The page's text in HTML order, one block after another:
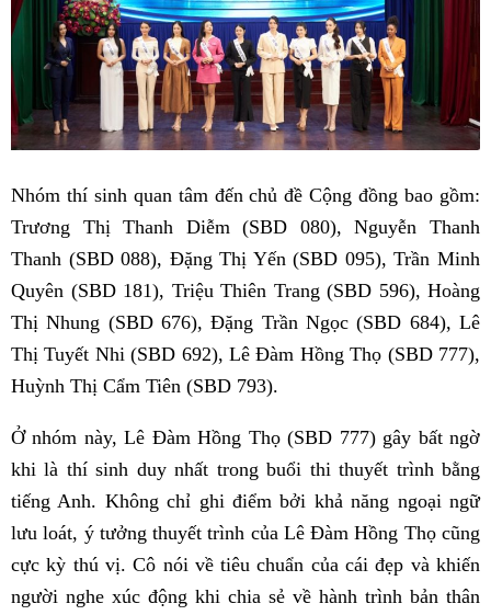
Nhóm thí sinh quan tâm đến chủ đề Cộng đồng bao gồm:
Trương Thị Thanh Diễm (SBD 080), Nguyễn Thanh
Thanh (SBD 088), Đặng Thị Yến (SBD 095), Trần Minh
Quyên (SBD 181), Triệu Thiên Trang (SBD 596), Hoàng
Thị Nhung (SBD 676), Đặng Trần Ngọc (SBD 684), Lê
Thị Tuyết Nhi (SBD 692), Lê Đàm Hồng Thọ (SBD 777),
Huỳnh Thị Cẩm Tiên (SBD 793).
Ở nhóm này, Lê Đàm Hồng Thọ (SBD 777) gây bất ngờ
khi là thí sinh duy nhất trong buổi thi thuyết trình bằng
tiếng Anh. Không chỉ ghi điểm bởi khả năng ngoại ngữ
lưu loát, ý tưởng thuyết trình của Lê Đàm Hồng Thọ cũng
cực kỳ thú vị. Cô nói về tiêu chuẩn của cái đẹp và khiến
người nghe xúc động khi chia sẻ về hành trình bản thân